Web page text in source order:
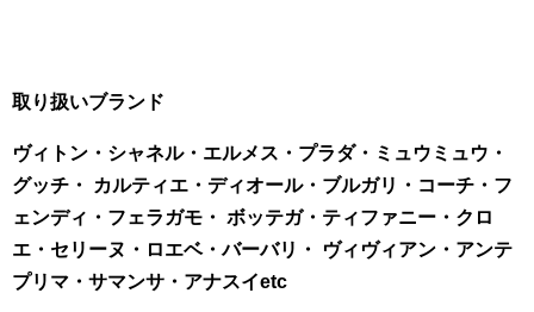
取り扱いブランド
ヴィトン・シャネル・エルメス・プラダ・ミュウミュウ・
グッチ・ カルティエ・ディオール・ブルガリ・コーチ・フ
ェンディ・フェラガモ・ ボッテガ・ティファニー・クロ
エ・セリーヌ・ロエベ・バーバリ・
ヴィヴィアン・アンテ
プリマ・サマンサ・アナスイetc